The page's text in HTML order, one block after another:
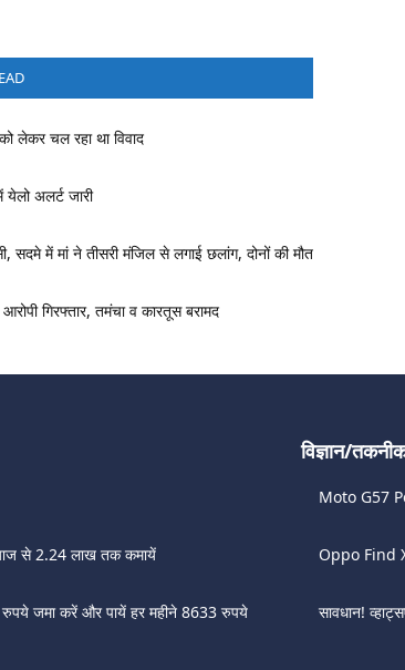
लेकर चल रहा था विवाद
अलर्ट जारी
में मां ने तीसरी मंजिल से लगाई छलांग, दोनों की मौत
गिरफ्तार, तमंचा व कारतूस बरामद
से 2.24 लाख तक कमायें
जमा करें और पायें हर महीने 8633 रुपये
विज्ञान/
Moto G57
Oppo Find
सावधान!